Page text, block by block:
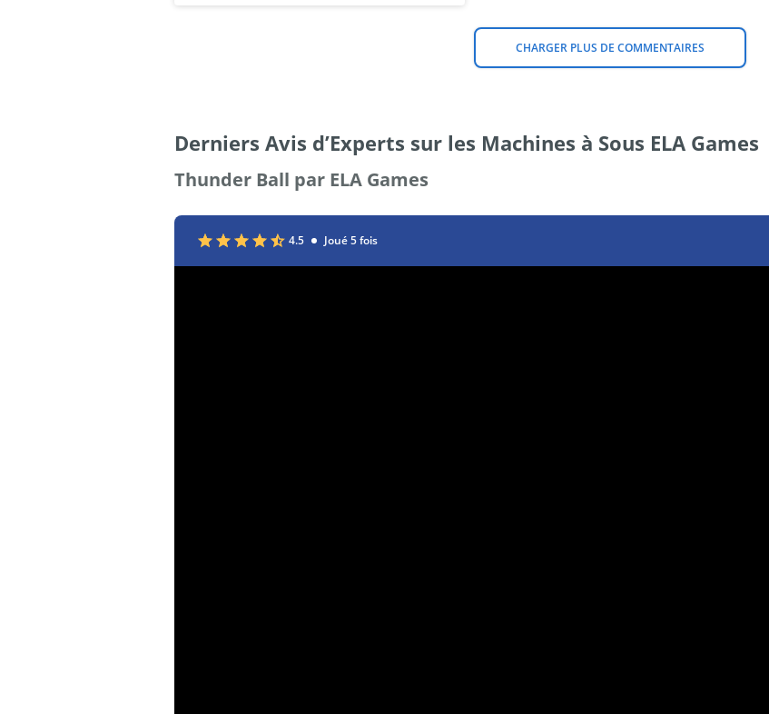
CHARGER PLUS DE COMMENTAIRES
Derniers Avis d’Experts sur les Machines à Sous ELA Games
Thunder Ball par ELA Games
4.5 Joué5fois